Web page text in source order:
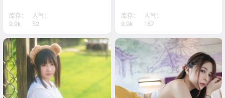
库存：
9.9k
人气：
52
库存：
9.9k
人气：
187